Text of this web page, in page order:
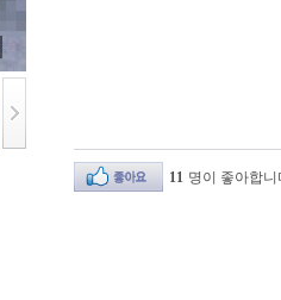
11 명이 좋아합니